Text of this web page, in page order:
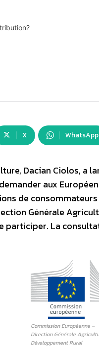
X WhatsApp
Dacian Ciolos, a
aux
de consommateurs
Générale
participer. La
Commission Européenne –
Direction Générale
Développement Rural